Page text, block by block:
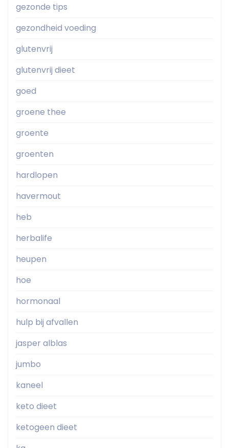
gezonde tips
gezondheid voeding
glutenvrij
glutenvrij dieet
goed
groene thee
groente
groenten
hardlopen
havermout
heb
herbalife
heupen
hoe
hormonaal
hulp bij afvallen
jasper alblas
jumbo
kaneel
keto dieet
ketogeen dieet